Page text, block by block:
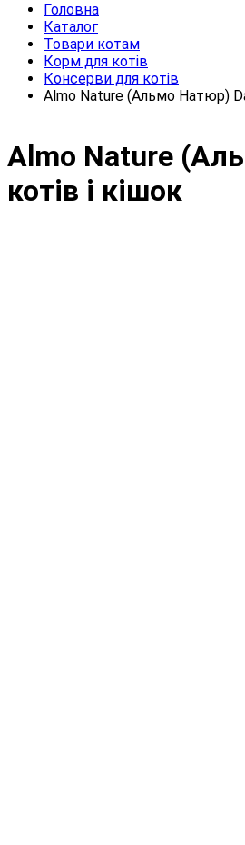
Головна
Каталог
Товари котам
Корм для котів
Консерви для котів
Almo Nature (Альмо Натюр)
Almo Nature
котів і кішок